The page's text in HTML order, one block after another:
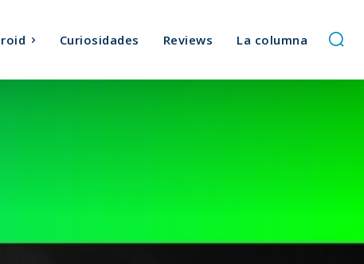
Curiosidades Reviews La columna